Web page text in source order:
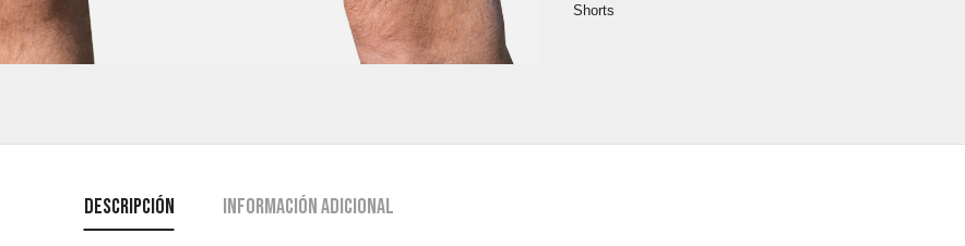
Shorts
Descripción Información adicional